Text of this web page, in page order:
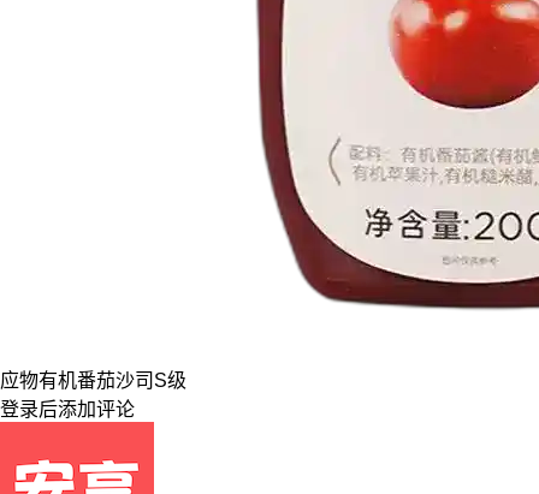
应物有机番茄沙司 S级
登录后添加评论